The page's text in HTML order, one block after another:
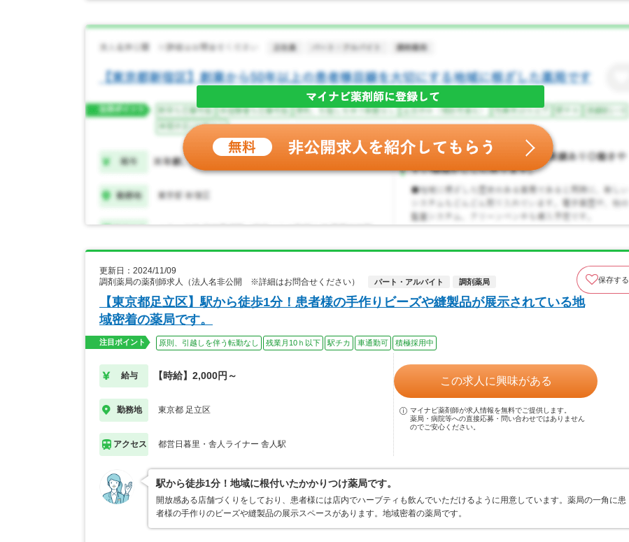
更新日：2024/11/09
調剤薬局の薬剤師求人（法人名非公開 ※詳細はお問合せください）
パート・アルバイト 調剤薬局 保存する
【東京都足立区】駅から徒歩1分！患者様の手作りビーズや縫製品が展示されている地
域密着の薬局です。
注目ポイント 原則、引越しを伴う転勤なし 残業月10ｈ以下 駅チカ 車通勤可 積極採用中
給与 【時給】2,000円～
勤務地 東京都 足立区
アクセス 都営日暮里・舎人ライナー 舎人駅
この求人に興味がある
マイナビ薬剤師が求人情報を無料でご提供します。
薬局・病院等への直接応募・問い合わせではありません
のでご安心ください。
駅から徒歩1分！地域に根付いたかかりつけ薬局です。
開放感ある店舗づくりをしており、患者様には店内でハーブティも飲んでいただけるように用意しています。薬局の一角に患
者様の手作りのビーズや縫製品の展示スペースがあります。地域密着の薬局です。